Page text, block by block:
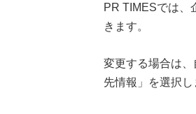
PR TIMESでは、
きます。
変更する場合は
先情報」を選択し